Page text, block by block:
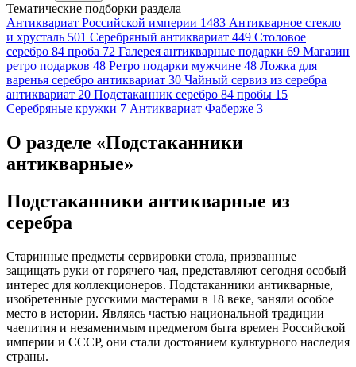
Тематические подборки раздела
Антиквариат Российской империи 1483 Антикварное стекло
и хрусталь 501 Серебряный антиквариат 449 Столовое
серебро 84 проба 72 Галерея антикварные подарки 69 Магазин
ретро подарков 48 Ретро подарки мужчине 48 Ложка для
варенья серебро антиквариат 30 Чайный сервиз из серебра
антиквариат 20 Подстаканник серебро 84 пробы 15
Серебряные кружки 7 Антиквариат Фаберже 3
О разделе «Подстаканники
антикварные»
Подстаканники антикварные из
серебра
Старинные предметы сервировки стола, призванные
защищать руки от горячего чая, представляют сегодня особый
интерес для коллекционеров. Подстаканники антикварные,
изобретенные русскими мастерами в 18 веке, заняли особое
место в истории. Являясь частью национальной традиции
чаепития и незаменимым предметом быта времен Российской
империи и СССР, они стали достоянием культурного наследия
страны.